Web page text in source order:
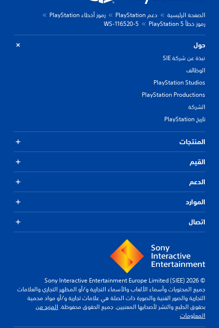
الصفحة الرئيسية دعم PlayStation
رموز أخطاء PlayStation
رموز خطأ PlayStation 5
WS-116520-5
حول
نبذة عن شركة SIE
الوظائف
PlayStation Studios
PlayStation Productions
الشركة
تاريخ PlayStation
المنتجات
القيم
الدعم
الموارد
اتصال
© 2026 Sony Interactive Entertainment Europe Limited (SIEE)
جميع المحتويات وأسماء الألعاب والأسماء التجارية و/أو المظهر التجاري والعلامات
التجارية والصور الفنية والصورة ذات الصلة هي علامات تجارية و/أو مواد محمية
بحقوق الطبع والنشر لأصحابها المعنيين. جميع الحقوق محفوظة. المزيد من
المعلومات